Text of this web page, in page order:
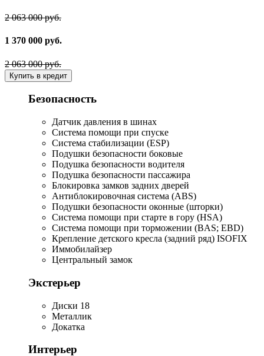
2 063 000 руб.
1 370 000 руб.
2 063 000 руб.
Купить в кредит
Безопасность
Датчик давления в шинах
Система помощи при спуске
Система стабилизации (ESP)
Подушки безопасности боковые
Подушка безопасности водителя
Подушка безопасности пассажира
Блокировка замков задних дверей
Антиблокировочная система (ABS)
Подушки безопасности оконные (шторки)
Система помощи при старте в гору (HSA)
Система помощи при торможении (BAS; EBD)
Крепление детского кресла (задний ряд) ISOFIX
Иммобилайзер
Центральный замок
Экстерьер
Диски 18
Металлик
Докатка
Интерьер